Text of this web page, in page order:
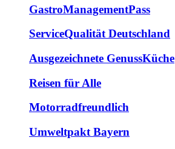
GastroManagementPass
ServiceQualität Deutschland
Ausgezeichnete GenussKüche
Reisen für Alle
Motorradfreundlich
Umweltpakt Bayern